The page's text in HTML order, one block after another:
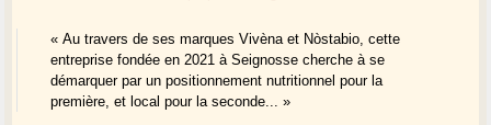
« Au travers de ses marques Vivèna et Nòstabio, cette
entreprise fondée en 2021 à Seignosse cherche à se
démarquer par un positionnement nutritionnel pour la
première, et local pour la seconde... »